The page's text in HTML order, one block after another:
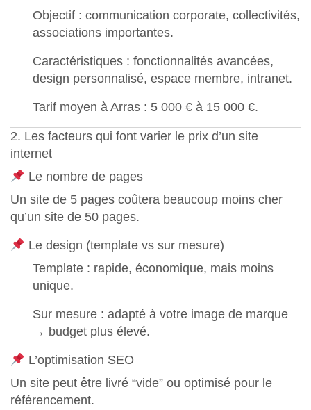
Objectif : communication corporate, collectivités,
associations importantes.
Caractéristiques : fonctionnalités avancées,
design personnalisé, espace membre, intranet.
Tarif moyen à Arras : 5 000 € à 15 000 €.
2. Les facteurs qui font varier le prix d’un site
internet
Le nombre de pages
Un site de 5 pages coûtera beaucoup moins cher
qu’un site de 50 pages.
Le design (template vs sur mesure)
Template : rapide, économique, mais moins
unique.
Sur mesure : adapté à votre image de marque
→ budget plus élevé.
L’optimisation SEO
Un site peut être livré “vide” ou optimisé pour le
référencement.